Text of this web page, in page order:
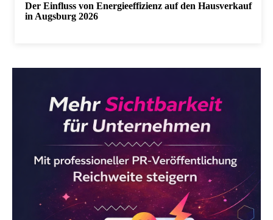
Der Einfluss von Energieeffizienz auf den Hausverkauf
in Augsburg 2026